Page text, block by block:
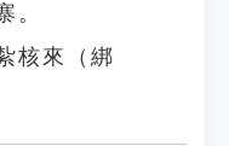
。
核來（綁